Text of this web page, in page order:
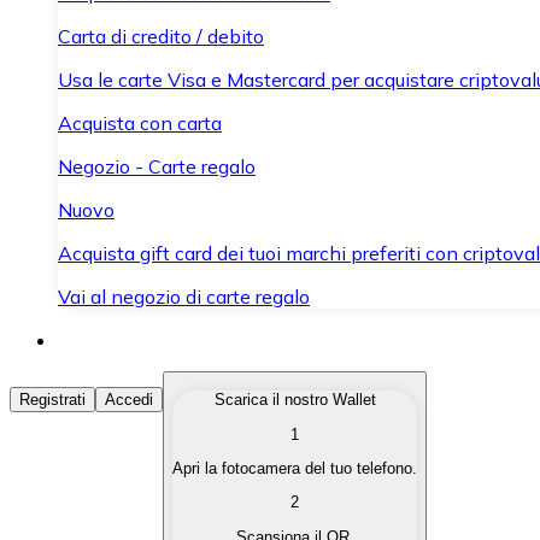
Carta di credito / debito
Usa le carte Visa e Mastercard per acquistare
Acquista con carta
Negozio - Carte regalo
Nuovo
Acquista gift card dei tuoi marchi preferiti con
Vai al negozio di carte regalo
Acquista Criptovalute
Acquista le criptovalute che ti interessano in modo
Converti le tue criptovalute in valuta fiat quando ne hai
Registrati Accedi
Scarica il nostro Wallet
1
Apri la fotocamera del tuo telefono.
2